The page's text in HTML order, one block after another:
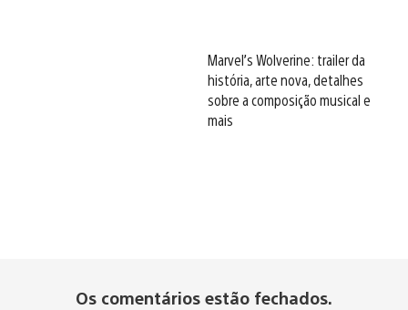
Marvel’s Wolverine: trailer da
história, arte nova, detalhes
sobre a composição musical e
mais
Os comentários estão fechados.